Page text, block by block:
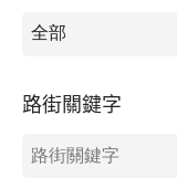
路街關鍵字